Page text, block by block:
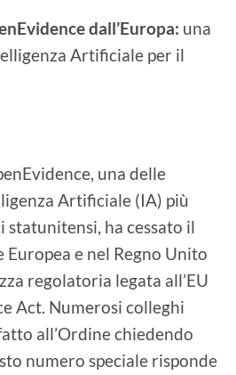
dall’Europa: una
Artificiale per il
una delle
Artificiale (IA) più
statunitensi, ha cessato il
Europea e nel Regno Unito
regolatoria legata all’EU
Act. Numerosi colleghi
all’Ordine chiedendo
numero speciale risponde